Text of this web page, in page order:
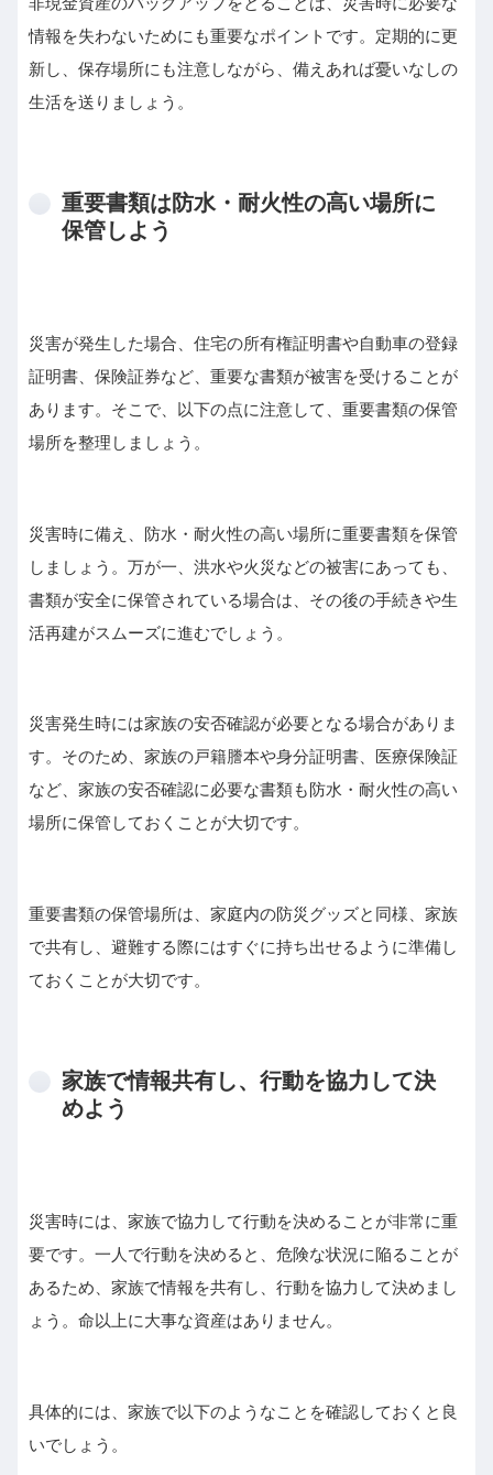
情報を失わないためにも重要なポイントです。定期的に更
新し、保存場所にも注意しながら、備えあれば憂いなしの
生活を送りましょう。
重要書類は防水・耐火性の高い場所に
保管しよう
災害が発生した場合、住宅の所有権証明書や自動車の登録
証明書、保険証券など、重要な書類が被害を受けることが
あります。そこで、以下の点に注意して、重要書類の保管
場所を整理しましょう。
災害時に備え、防水・耐火性の高い場所に重要書類を保管
しましょう。万が一、洪水や火災などの被害にあっても、
書類が安全に保管されている場合は、その後の手続きや生
活再建がスムーズに進むでしょう。
災害発生時には家族の安否確認が必要となる場合がありま
す。そのため、家族の戸籍謄本や身分証明書、医療保険証
など、家族の安否確認に必要な書類も防水・耐火性の高い
場所に保管しておくことが大切です。
重要書類の保管場所は、家庭内の防災グッズと同様、家族
で共有し、避難する際にはすぐに持ち出せるように準備し
ておくことが大切です。
家族で情報共有し、行動を協力して決
めよう
災害時には、家族で協力して行動を決めることが非常に重
要です。一人で行動を決めると、危険な状況に陥ることが
あるため、家族で情報を共有し、行動を協力して決めまし
ょう。命以上に大事な資産はありません。
具体的には、家族で以下のようなことを確認しておくと良
いでしょう。